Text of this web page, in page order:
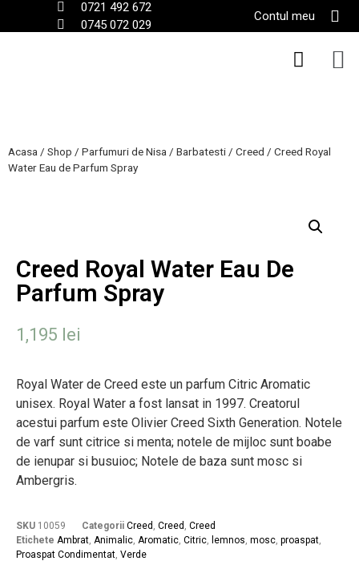
0721 492 672
0745 072 029
Contul meu
Acasa / Shop / Parfumuri de Nisa / Barbatesti / Creed / Creed Royal
Water Eau de Parfum Spray
Creed Royal Water Eau De
Parfum Spray
1,195 lei
Royal Water de Creed este un parfum Citric Aromatic
unisex. Royal Water a fost lansat in 1997. Creatorul
acestui parfum este Olivier Creed Sixth Generation. Notele
de varf sunt citrice si menta; notele de mijloc sunt boabe
de ienupar si busuioc; Notele de baza sunt mosc si
Ambergris.
SKU 10059 Categorii Creed Creed Creed
Etichete Ambrat Animalic Aromatic Citric lemnos mosc proaspat
Proaspat Condimentat Verde